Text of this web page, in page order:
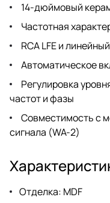
14-дюймовый
Частотная
RCA LFE и
Автоматическое
Регулировка
частот и фазы
Совместимость с
сигнала (WA-2)
Отделка: MDF